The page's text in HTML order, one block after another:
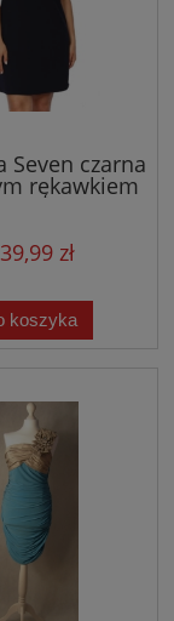
Seven czarna
rękawkiem
literkę A
zł
koszyka